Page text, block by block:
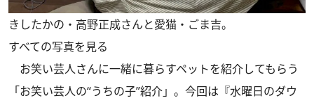
きしたかの・高野正成さんと愛猫・ごま吉。
すべての写真を見る
お笑い芸人さんに一緒に暮らすペットを紹介してもらう
「お笑い芸人の“うちの子”紹介」。今回は『水曜日のダウ